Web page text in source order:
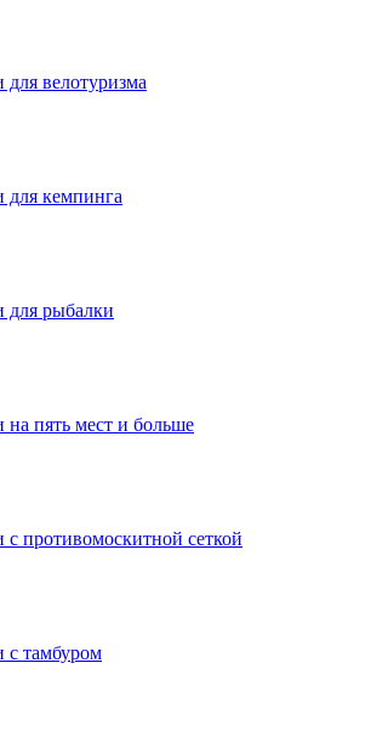
для велотуризма
для кемпинга
для рыбалки
на пять мест и больше
с противомоскитной сеткой
с тамбуром